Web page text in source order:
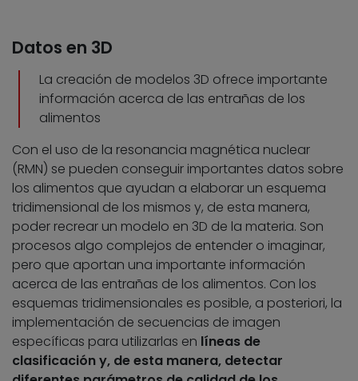
Datos en 3D
La creación de modelos 3D ofrece importante
información acerca de las entrañas de los
alimentos
Con el uso de la resonancia magnética nuclear
(RMN) se pueden conseguir importantes datos sobre
los alimentos que ayudan a elaborar un esquema
tridimensional de los mismos y, de esta manera,
poder recrear un modelo en 3D de la materia. Son
procesos algo complejos de entender o imaginar,
pero que aportan una importante información
acerca de las entrañas de los alimentos. Con los
esquemas tridimensionales es posible, a posteriori, la
implementación de secuencias de imagen
específicas para utilizarlas en líneas de
clasificación y, de esta manera, detectar